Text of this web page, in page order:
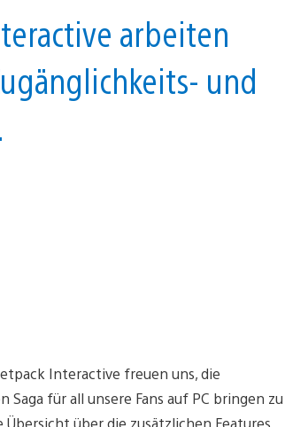
arbeiten
und
Interactive freuen uns, die
Saga für all unsere Fans auf PC bringen zu
über die zusätzlichen Features